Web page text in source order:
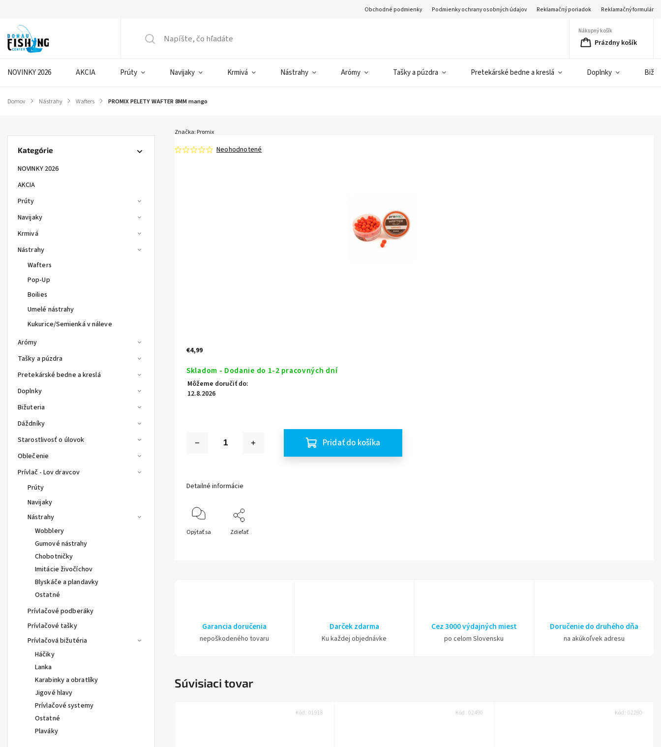
Obchodné podmienky Podmienky ochrany osobných údajov Reklamačný poriadok Reklamačný formulár
Nákupný košík
Prázdny košík
NOVINKY 2026 AKCIA Prúty Navijaky Krmivá Nástrahy Arómy Tašky a púzdra Pretekárské bedne a kreslá Doplnky
Domov / Nástrahy / Wafters / PROMIX PELETY WAFTER 8MM mango
Kategórie
NOVINKY 2026
AKCIA
Prúty
Navijaky
Krmivá
Nástrahy
Wafters
Pop-Up
Boilies
Umelé nástrahy
Kukurice/Semienká v náleve
Arómy
Tašky a púzdra
Pretekárské bedne a kreslá
Doplnky
Bižuteria
Dáždníky
Starostlivosť o úlovok
Oblečenie
Prívlač - Lov dravcov
Prúty
Navijaky
Nástrahy
Wobblery
Gumové nástrahy
Chobotničky
Imitácie živočíchov
Blyskáče a plandavky
Ostatné
Prívlačové podberáky
Prívlačové tašky
Prívlačová bižutéria
Háčiky
Lanka
Karabinky a obratlíky
Jigové hlavy
Prívlačové systemy
Ostatné
Plaváky
Neohodnotené
Značka: Promix
€4,99
Skladom - Dodanie do 1-2 pracovných dní
Môžeme doručiť do:
12.8.2026
Pridať do košíka
Detailné informácie
Opýtať sa Zdieľať
Garancia doručenia
nepoškodeného tovaru
Darček zdarma
Ku každej objednávke
Cez 3000 výdajných miest
po celom Slovensku
Doručenie do druhého dňa
na akúkoľvek adresu
Súvisiaci tovar
Kód:01918 Kód: 02490 Kód: 02280